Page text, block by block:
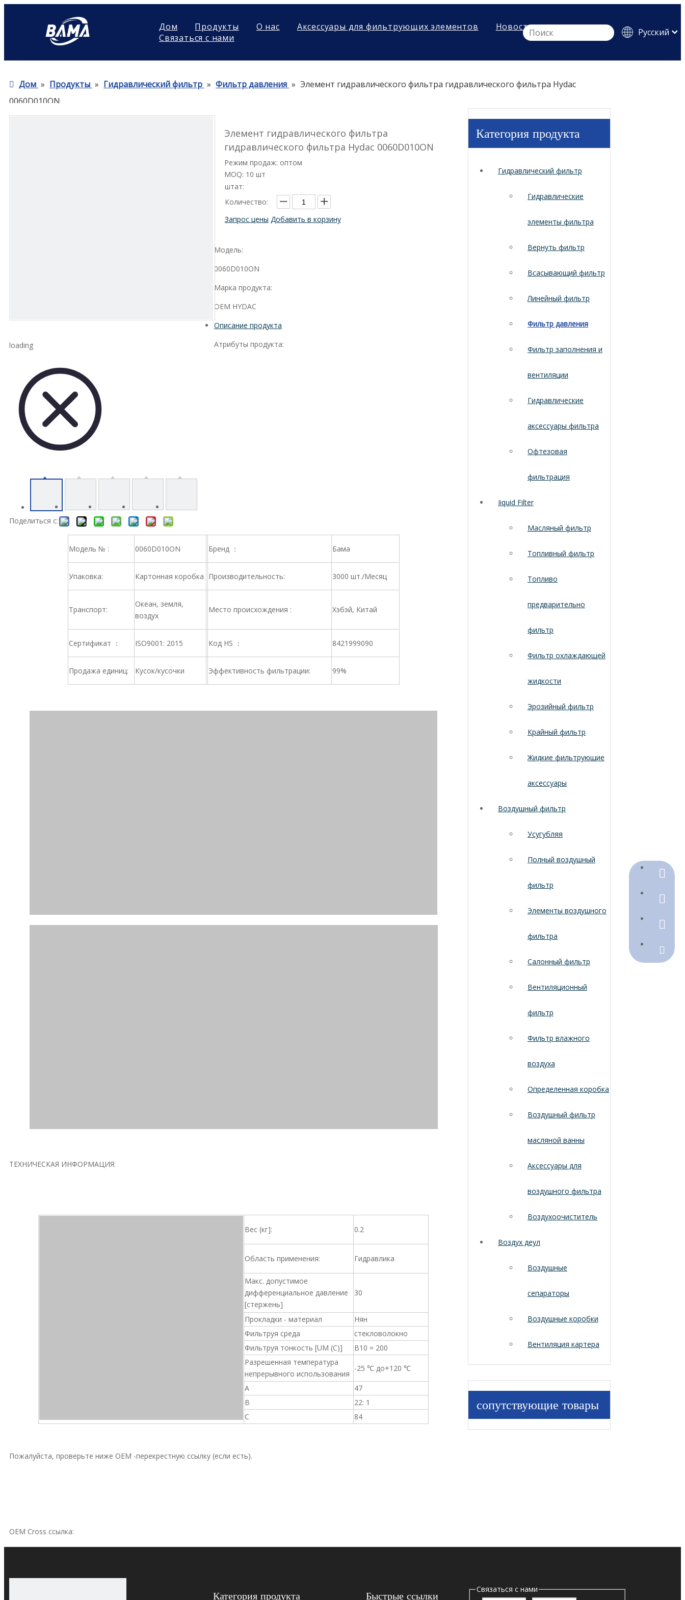
Дом Продукты О нас Аксессуары для фильтрующих элементов
Новости
Связаться с нами
Pусский
Дом » Продукты » Гидравлический фильтр » Фильтр давления » Элемент гидравлического фильтра гидравлического фильтра Hydac
0060D010ON
loading
Поделиться с:
Элемент гидравлического фильтра
гидравлического фильтра Hydac 0060D010ON
Режим продаж: оптом
MOQ: 10 шт
штат:
Количество:
Запрос цены Добавить в корзину
Модель:
0060D010ON
Марка продукта:
OEM HYDAC
Описание продукта
Атрибуты продукта:
Модель № : 0060D010ON Бренд ： Бама
Упаковка: Картонная коробка Производительность: 3000 шт./Месяц
Транспорт:
Океан, земля,
воздух
Место происхождения : Хэбэй, Китай
Сертификат ： ISO9001: 2015 Код HS ： 8421999090
Продажа единиц: Кусок/кусочки Эффективность фильтрации: 99%
ТЕХНИЧЕСКАЯ ИНФОРМАЦИЯ:
Вес (кг]: 0.2
Область применения: Гидравлика
Макс. допустимое
дифференциальное давление
[стержень]
30
Прокладки - материал
Нян
Фильтруя среда
стекловолокно
Фильтруя тонкость [UM (C)]
B10 = 200
Разрешенная температура
непрерывного использования
-25 ℃ до+120 ℃
A
47
B
22: 1
C
84
Пожалуйста, проверьте ниже OEM -перекрестную ссылку (если есть).
OEM Cross ссылка:
02062013
Категория продукта
Гидравлический фильтр
Гидравлические
элементы фильтра
Вернуть фильтр
Всасывающий фильтр
Линейный фильтр
Фильтр давления
Фильтр заполнения и
вентиляции
Гидравлические
аксессуары фильтра
Офтезовая
фильтрация
Iiquid Filter
Масляный фильтр
Топливный фильтр
Топливо
предварительно
фильтр
Фильтр охлаждающей
жидкости
Эрозийный фильтр
Крайный фильтр
Жидкие фильтрующие
аксессуары
Воздушный фильтр
Усугубляя
Полный воздушный
фильтр
Элементы воздушного
фильтра
Салонный фильтр
Вентиляционный
фильтр
Фильтр влажного
воздуха
Определенная коробка
Воздушный фильтр
масляной ванны
Аксессуары для
воздушного фильтра
Воздухоочиститель
Воздух деул
Воздушные
сепараторы
Воздушные коробки
Вентиляция картера
сопутствующие товары
Категория продукта
+86-
Быстрые ссылки
Связаться с нами